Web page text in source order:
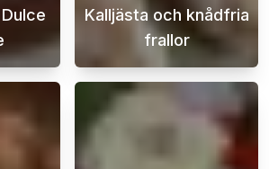
kladdkakan med Oreofluff och
Kalljästa och knådfria
frallor
Njut av